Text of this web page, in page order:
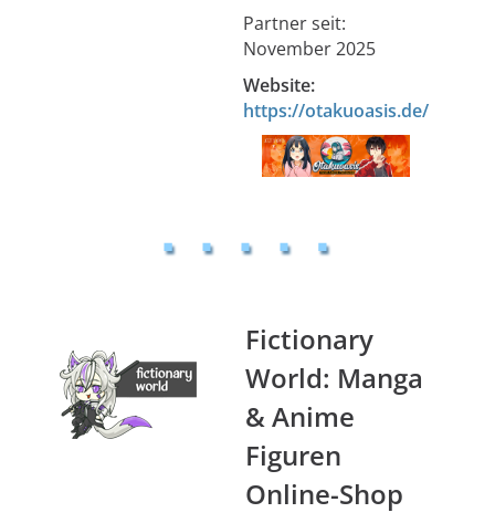
Partner seit:
November 2025
Website:
https://otakuoasis.de/
Fictionary
World: Manga
& Anime
Figuren
Online-Shop